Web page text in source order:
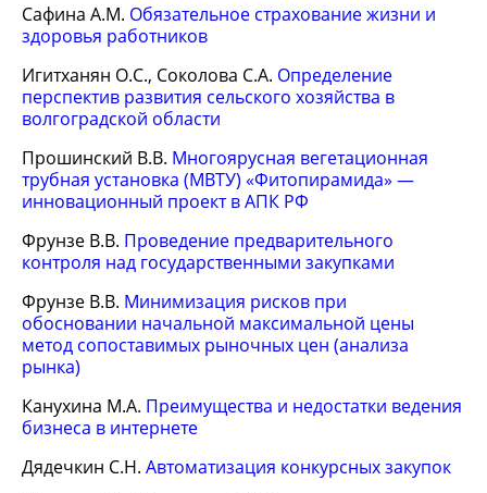
Сафина А.М. Обязательное страхование жизни и
здоровья работников
Игитханян О.С., Соколова С.А. Определение
перспектив развития сельского хозяйства в
волгоградской области
Прошинский В.В. Многоярусная вегетационная
трубная установка (МВТУ) «Фитопирамида» —
инновационный проект в АПК РФ
Фрунзе В.В. Проведение предварительного
контроля над государственными закупками
Фрунзе В.В. Минимизация рисков при
обосновании начальной максимальной цены
метод сопоставимых рыночных цен (анализа
рынка)
Канухина М.А. Преимущества и недостатки ведения
бизнеса в интернете
Дядечкин С.Н. Автоматизация конкурсных закупок